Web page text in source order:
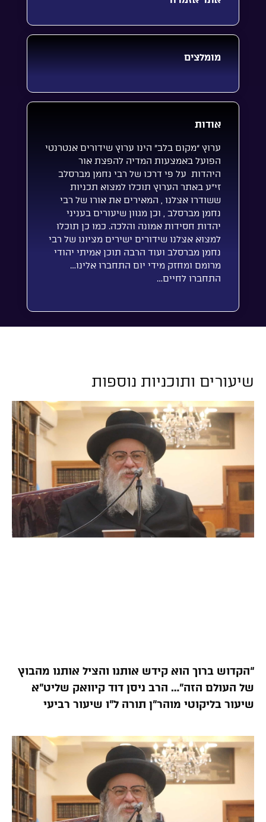
מומלצים
אודות
ערוץ “מקום בלב” הינו ערוץ שידורים אנטרנטי
הפועל באמצעות המדיה להפצת אור
היהדות על פי דרכו של רבי נחמן מברסלב
זי”ע באתר הערוץ תוכלו למצוא תכניות
ששודרו אצלנו , המאירים את אורו של רבי
נחמן מברסלב , וכן מגוון שיעורים בעניני
יהדות חסידות אמונה והלכה. כמו כן תוכלו
למצוא אצלנו שידורים ישירים מציונו של רבי
נחמן מברסלב ועוד הרבה תוכן אמיתי יהודי
מרומם ומחזק מידי יום התחברו אלינו…
התחברו לחיים…
שיעורים ותוכניות נוספות
“הקדוש ברוך הוא קידש אותנו והציל אותנו מהבוץ
של העולם הזה”… הרב ניסן דוד קיוואק שליט”א
שיעור בליקוטי מוהר”ן תורה ל”ו שיעור רביעי